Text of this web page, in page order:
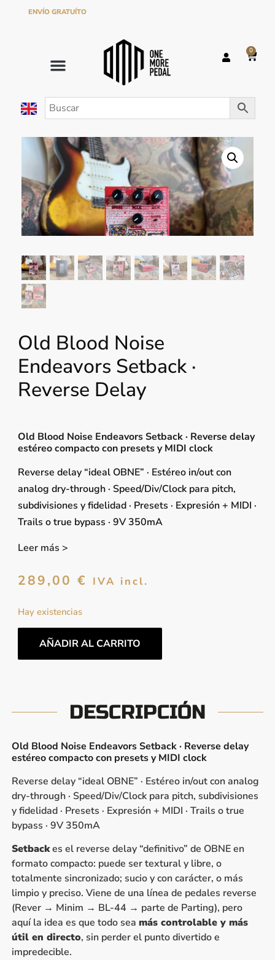
ENVÍO GRATUÍTOEN PEDIDOS SUPERIORES A 120€ EN PENÍNSULA
0
Old Blood Noise
Endeavors Setback ·
Reverse Delay
Old Blood Noise Endeavors Setback · Reverse delay
estéreo compacto con presets y MIDI clock
Reverse delay “ideal OBNE” · Estéreo in/out con
analog dry-through · Speed/Div/Clock para pitch,
subdivisiones y fidelidad · Presets · Expresión + MIDI ·
Trails o true bypass · 9V 350mA
Leer más >
289,00 € IVA incl.
Hay existencias
AÑADIR AL CARRITO
DESCRIPCIÓN
Old Blood Noise Endeavors Setback · Reverse delay
estéreo compacto con presets y MIDI clock
Reverse delay “ideal OBNE” · Estéreo in/out con analog
dry-through · Speed/Div/Clock para pitch, subdivisiones
y fidelidad · Presets · Expresión + MIDI · Trails o true
bypass · 9V 350mA
Setbackes el reverse delay “definitivo” de OBNE en
formato compacto: puede ser textural y libre, o
totalmente sincronizado; sucio y con carácter, o más
limpio y preciso. Viene de una línea de pedales reverse
(Rever → Minim → BL-44 → parte de Parting), pero
aquí la idea es que todo sea más controlable y más
útil en directo, sin perder el punto divertido e
impredecible.